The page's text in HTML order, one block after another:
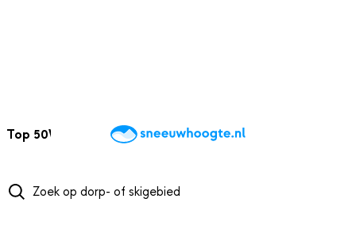
Top 50Webcams WintersportweerKaarten